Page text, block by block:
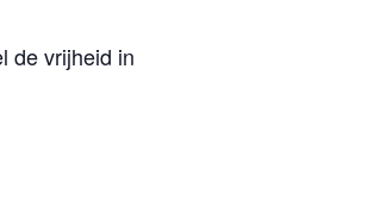
de vrijheid in